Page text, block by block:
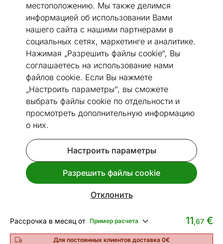
местоположению. Мы также делимся
информацией об использовании Вами
нашего сайта с нашими партнерами в
социальных сетях, маркетинге и аналитике.
Нажимая „Разрешить файлы cookie“, Вы
соглашаетесь на использование нами
файлов cookie. Если Вы нажмете
„Настроить параметры“, вы сможете
выбрать файлы cookie по отдельности и
просмотреть дополнительную информацию
о них.
Настроить параметры
Разрешить файлы cookie
Отклонить
Перейти к слайду 1
Перейти к слайду 2
Перейти к слайду 3
Перейти к слайду 4
Перейти к слайду 5
Размеры Посмотреть похожие
Диван-кровать Livorno II
Код 402138
Срок доставки между 24.08 - 31.08
Рассрочка в месяц от Пример расчета 11,67 €
Для постоянных клиентов доставка 0€